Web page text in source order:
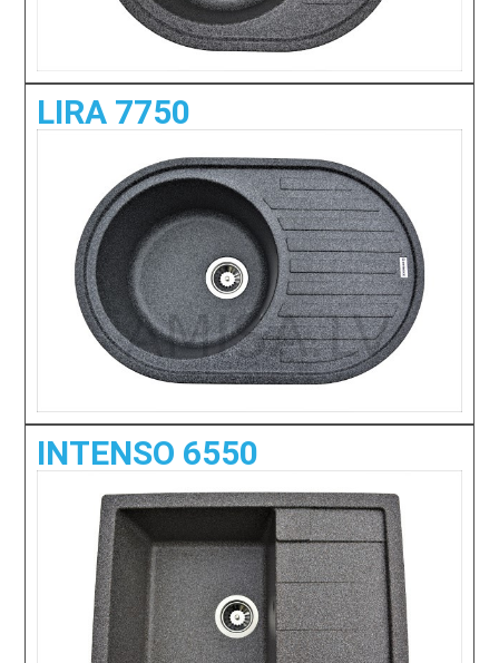
LIRA 7750
INTENSO 6550